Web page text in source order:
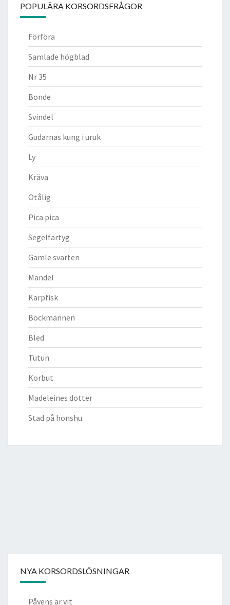
POPULÄRA KORSORDSFRÅGOR
Förföra
Samlade högblad
Nr 35
Bonde
Svindel
Gudarnas kung i uruk
Ly
Kräva
Otålig
Pica pica
Segelfartyg
Gamle svarten
Mandel
Karpfisk
Bockmannen
Bled
Tutun
Korbut
Madeleines dotter
Stad på honshu
NYA KORSORDSLÖSNINGAR
Påvens är vit